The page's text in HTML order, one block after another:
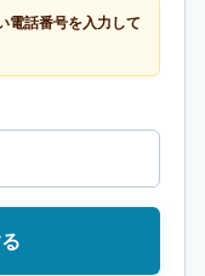
電話番号を入力して